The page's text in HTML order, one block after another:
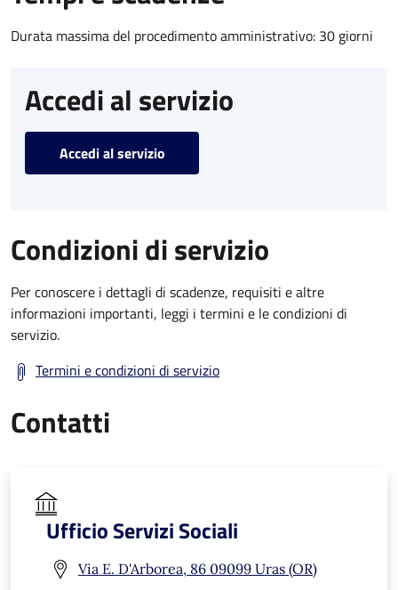
Durata massima del procedimento amministrativo: 30 giorni
Accedi al servizio
Accedi al servizio
Condizioni di servizio
Per conoscere i dettagli di scadenze, requisiti e altre
informazioni importanti, leggi i termini e le condizioni di
servizio.
Termini e condizioni di servizio
Contatti
Ufficio Servizi Sociali
Via E. D'Arborea, 86 09099 Uras (OR)